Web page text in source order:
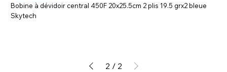
Bobine à dévidoir central 450F 20x25.5cm 2 plis 19.5 grx2 bleue
Skytech
2 / 2